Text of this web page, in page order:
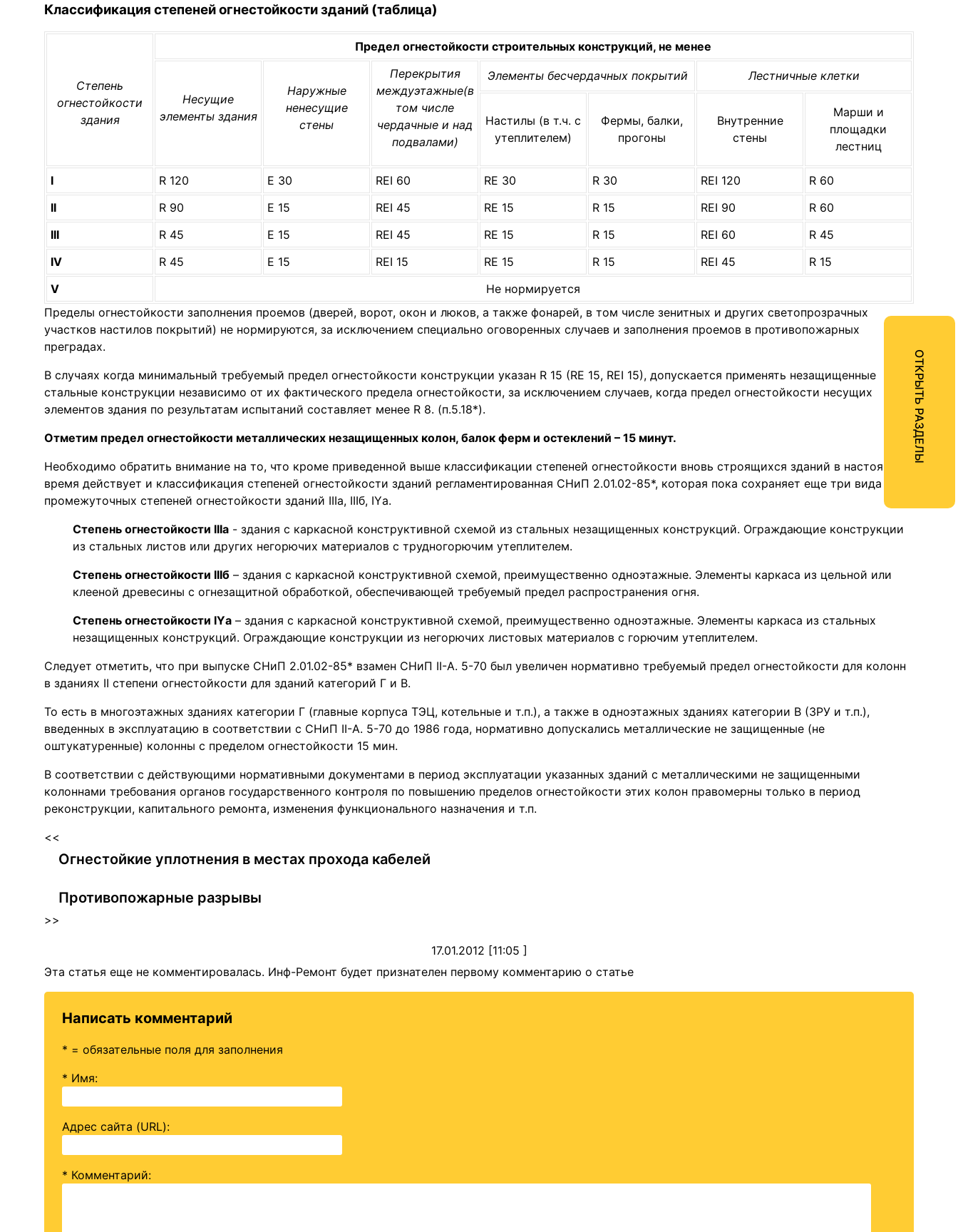
Классификация степеней огнестойкости зданий (таблица)
Степень
огнестойкости
здания
Предел огнестойкости строительных конструкций, не менее
Несущие
элементы здания
Наружные
ненесущие
стены
Перекрытия
междуэтажные(в
том числе
чердачные и над
подвалами)
Элементы бесчердачных покрытий Лестничные клетки
Настилы (в т.ч. с
утеплителем)
Фермы, балки,
прогоны
Внутренние
стены
Марши и
площадки
лестниц
I R 120 Е 30 RЕI 60 RЕ 30 R 30 RЕI 120
R 60
II
R 90 Е 15 RЕI 45 RЕ 15 R 15 RЕI 90
R 60
III
R 45 Е 15 RЕI 45 RЕ 15 R 15 RЕI 60
R 45
IV
R 45 E 15 RЕI 15 RЕ 15 R 15 RЕI 45
R 15
V
Не нормируется
Пределы огнестойкости заполнения проемов (дверей, ворот, окон и люков, а также фонарей, в том числе зенитных и других светопрозрачных
участков настилов покрытий) не нормируются, за исключением специально оговоренных случаев и заполнения проемов в противопожарных
преградах.
В случаях когда минимальный требуемый предел огнестойкости конструкции указан R 15 (RE 15, REI 15), допускается применять незащищенные
стальные конструкции независимо от их фактического предела огнестойкости, за исключением случаев, когда предел огнестойкости несущих
элементов здания по результатам испытаний составляет менее R 8. (п.5.18*).
Отметим предел огнестойкости металлических незащищенных колон, балок ферм и остеклений – 15 минут.
Необходимо обратить внимание на то, что кроме приведенной выше классификации степеней огнестойкости вновь строящихся зданий в настоящее
время действует и классификация степеней огнестойкости зданий регламентированная СНиП 2.01.02-85*, которая пока сохраняет еще три вида
промежуточных степеней огнестойкости зданий IIIа, IIIб, IYа.
Степень огнестойкости IIIа - здания с каркасной конструктивной схемой из стальных незащищенных конструкций. Ограждающие конструкции
из стальных листов или других негорючих материалов с трудногорючим утеплителем.
Степень огнестойкости IIIб – здания с каркасной конструктивной схемой, преимущественно одноэтажные. Элементы каркаса из цельной или
клееной древесины с огнезащитной обработкой, обеспечивающей требуемый предел распространения огня.
Степень огнестойкости IYа – здания с каркасной конструктивной схемой, преимущественно одноэтажные. Элементы каркаса из стальных
незащищенных конструкций. Ограждающие конструкции из негорючих листовых материалов с горючим утеплителем.
Следует отметить, что при выпуске СНиП 2.01.02-85* взамен СНиП II-А. 5-70 был увеличен нормативно требуемый предел огнестойкости для колонн
в зданиях II степени огнестойкости для зданий категорий Г и В.
То есть в многоэтажных зданиях категории Г (главные корпуса ТЭЦ, котельные и т.п.), а также в одноэтажных зданиях категории В (ЗРУ и т.п.),
введенных в эксплуатацию в соответствии с СНиП II-А. 5-70 до 1986 года, нормативно допускались металлические не защищенные (не
оштукатуренные) колонны с пределом огнестойкости 15 мин.
В соответствии с действующими нормативными документами в период эксплуатации указанных зданий с металлическими не защищенными
колоннами требования органов государственного контроля по повышению пределов огнестойкости этих колон правомерны только в период
реконструкции, капитального ремонта, изменения функционального назначения и т.п.
<<
Огнестойкие уплотнения в местах прохода кабелей
Противопожарные разрывы
>>
17.01.2012 [11:05 ]
Эта статья еще не комментировалась. Инф-Ремонт будет признателен первому комментарию о статье
Написать комментарий
* = обязательные поля для заполнения
* Имя:
Адрес сайта (URL):
* Комментарий:
ОТКРЫТЬ РАЗДЕЛЫ